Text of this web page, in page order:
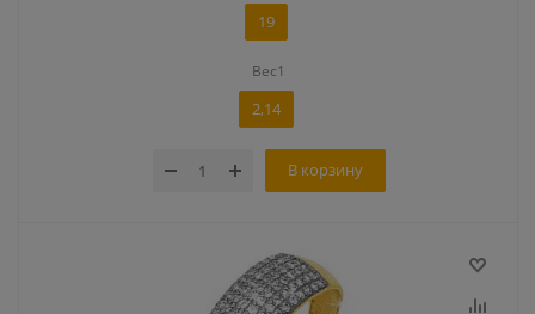
19
Вес1
2,14
В корзину